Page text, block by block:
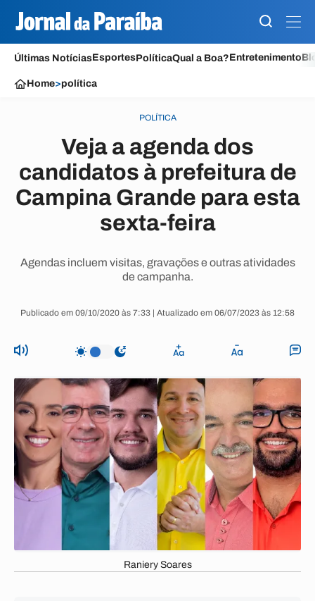
Últimas NotíciasEsportesPolíticaQual a Boa?Entretenimento
Home>política
POLÍTICA
Veja a agenda dos
candidatos à prefeitura de
Campina Grande para esta
sexta-feira
Agendas incluem visitas, gravações e outras atividades
de campanha.
Publicado em 09/10/2020 às 7:33 | Atualizado em 06/07/2023 às 12:58
Raniery Soares